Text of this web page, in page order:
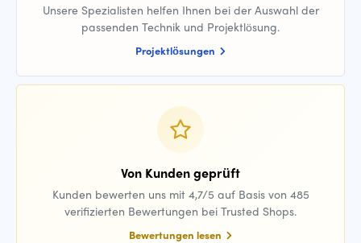
Unsere Spezialisten helfen Ihnen bei der Auswahl der
passenden Technik und Projektlösung.
Projektlösungen
Von Kunden geprüft
Kunden bewerten uns mit 4,7/5 auf Basis von 485
verifizierten Bewertungen bei Trusted Shops.
Bewertungen lesen